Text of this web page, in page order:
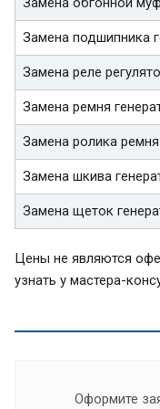
Замена подшипника
Замена реле
Замена ремня
Замена ролика
Замена шкива
Замена щеток
Цены не являются
узнать у мастера-
Оформите